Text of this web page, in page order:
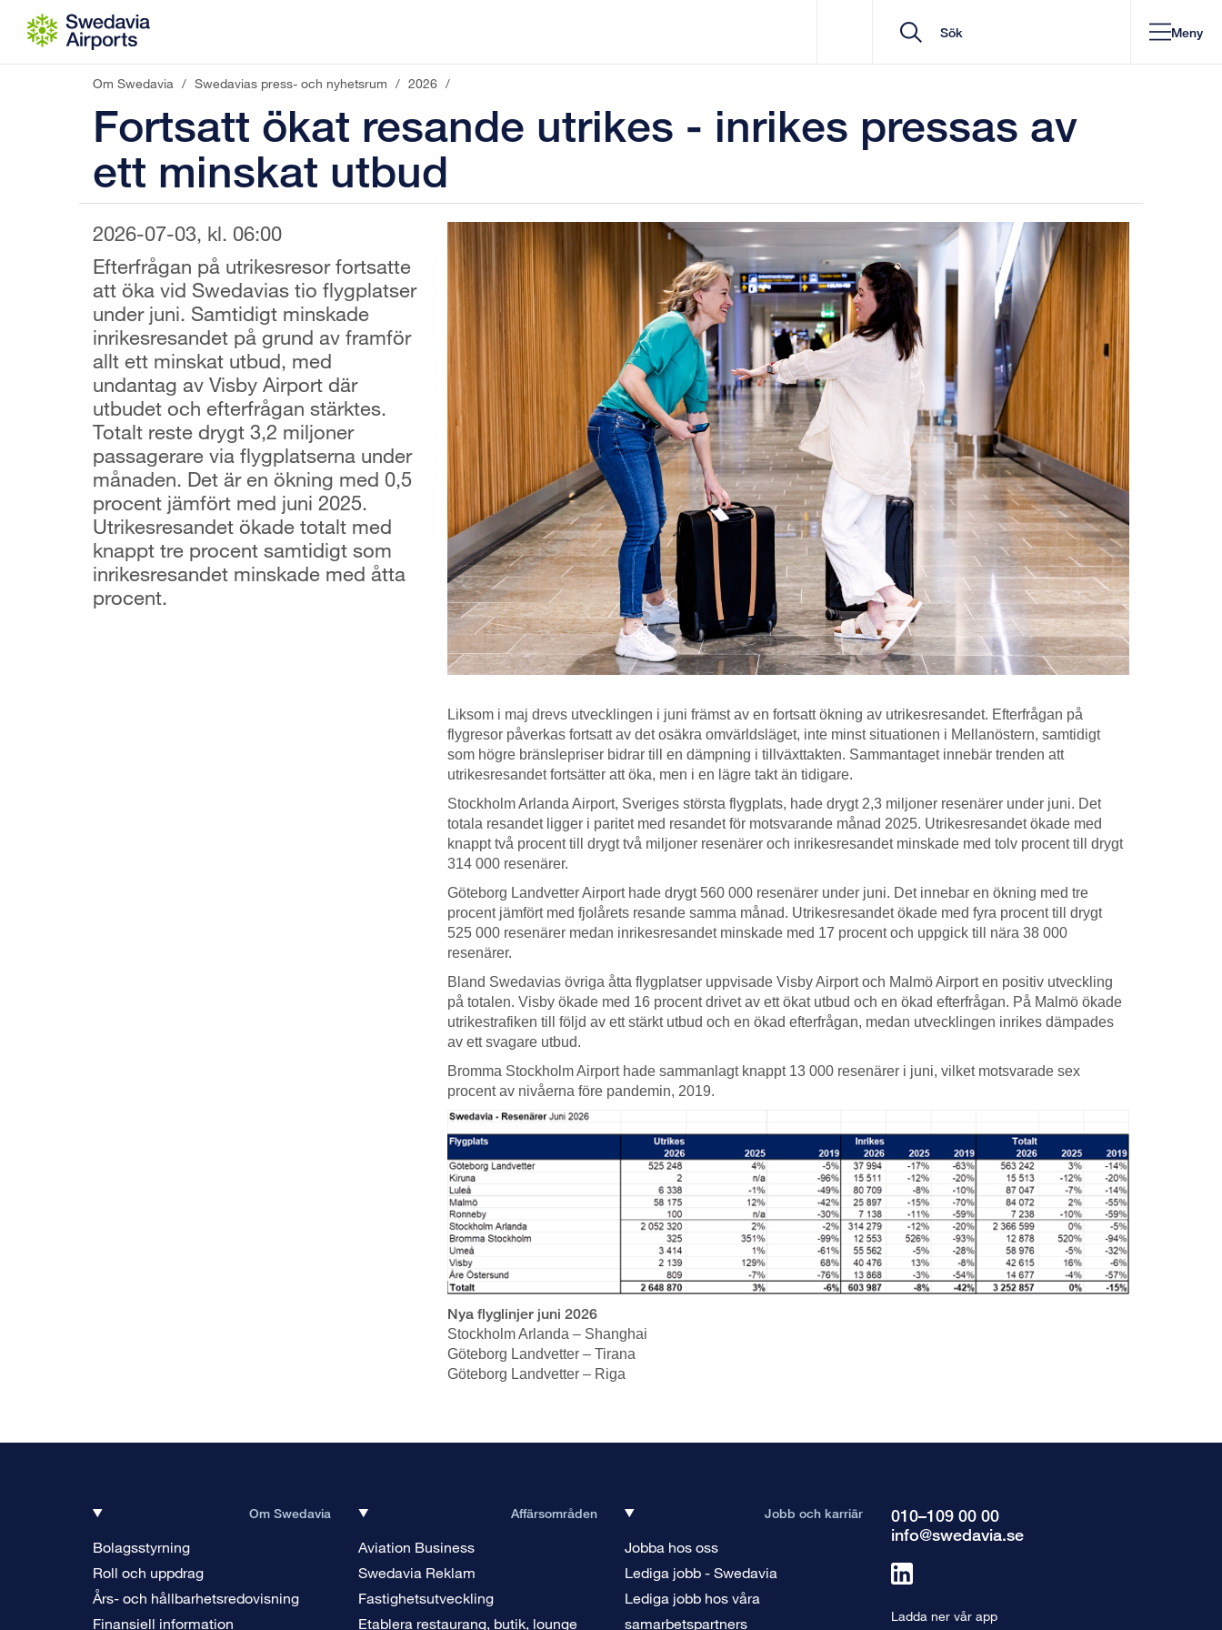
Gå till innehåll
Meny
Om Swedavia / Swedavias press- och nyhetsrum / 2026 /
Fortsatt ökat resande utrikes - inrikes pressas av
ett minskat utbud
2026-07-03, kl. 06:00
Efterfrågan på utrikesresor fortsatte
att öka vid Swedavias tio flygplatser
under juni. Samtidigt minskade
inrikesresandet på grund av framför
allt ett minskat utbud, med
undantag av Visby Airport där
utbudet och efterfrågan stärktes.
Totalt reste drygt 3,2 miljoner
passagerare via flygplatserna under
månaden. Det är en ökning med 0,5
procent jämfört med juni 2025.
Utrikesresandet ökade totalt med
knappt tre procent samtidigt som
inrikesresandet minskade med åtta
procent.
Liksom i maj drevs utvecklingen i juni främst av en fortsatt ökning av utrikesresandet. Efterfrågan på
flygresor påverkas fortsatt av det osäkra omvärldsläget, inte minst situationen i Mellanöstern, samtidigt
som högre bränslepriser bidrar till en dämpning i tillväxttakten. Sammantaget innebär trenden att
utrikesresandet fortsätter att öka, men i en lägre takt än tidigare.
Stockholm Arlanda Airport, Sveriges största flygplats, hade drygt 2,3 miljoner resenärer under juni. Det
totala resandet ligger i paritet med resandet för motsvarande månad 2025. Utrikesresandet ökade med
knappt två procent till drygt två miljoner resenärer och inrikesresandet minskade med tolv procent till drygt
314 000 resenärer.
Göteborg Landvetter Airport hade drygt 560 000 resenärer under juni. Det innebar en ökning med tre
procent jämfört med fjolårets resande samma månad. Utrikesresandet ökade med fyra procent till drygt
525 000 resenärer medan inrikesresandet minskade med 17 procent och uppgick till nära 38 000
resenärer.
Bland Swedavias övriga åtta flygplatser uppvisade Visby Airport och Malmö Airport en positiv utveckling
på totalen. Visby ökade med 16 procent drivet av ett ökat utbud och en ökad efterfrågan. På Malmö ökade
utrikestrafiken till följd av ett stärkt utbud och en ökad efterfrågan, medan utvecklingen inrikes dämpades
av ett svagare utbud.
Bromma Stockholm Airport hade sammanlagt knappt 13 000 resenärer i juni, vilket motsvarade sex
procent av nivåerna före pandemin, 2019.
Nya flyglinjer juni 2026
Stockholm Arlanda – Shanghai
Göteborg Landvetter – Tirana
Göteborg Landvetter – Riga
Om Swedavia
Bolagsstyrning
Roll och uppdrag
Års- och hållbarhetsredovisning
Finansiell information
Affärsområden
Aviation Business
Swedavia Reklam
Fastighetsutveckling
Etablera restaurang, butik, lounge
Jobb och karriär
Jobba hos oss
Lediga jobb - Swedavia
Lediga jobb hos våra
samarbetspartners
010–109 00 00
info@swedavia.se
linkedin
Ladda ner vår app